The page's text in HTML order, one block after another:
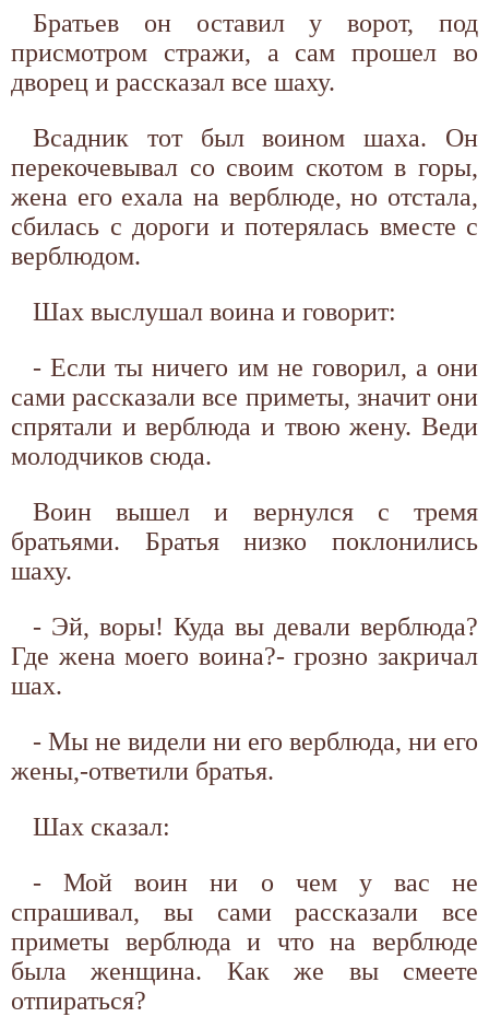
Братьев он оставил у ворот, под
присмотром стражи, а сам прошел во
дворец и рассказал все шаху.
Всадник тот был воином шаха. Он
перекочевывал со своим скотом в горы,
жена его ехала на верблюде, но отстала,
сбилась с дороги и потерялась вместе с
верблюдом.
Шах выслушал воина и говорит:
- Если ты ничего им не говорил, а они
сами рассказали все приметы, значит они
спрятали и верблюда и твою жену. Веди
молодчиков сюда.
Воин вышел и вернулся с тремя
братьями. Братья низко поклонились
шаху.
- Эй, воры! Куда вы девали верблюда?
Где жена моего воина?- грозно закричал
шах.
- Мы не видели ни его верблюда, ни его
жены,-ответили братья.
Шах сказал:
- Мой воин ни о чем у вас не
спрашивал, вы сами рассказали все
приметы верблюда и что на верблюде
была женщина. Как же вы смеете
отпираться?